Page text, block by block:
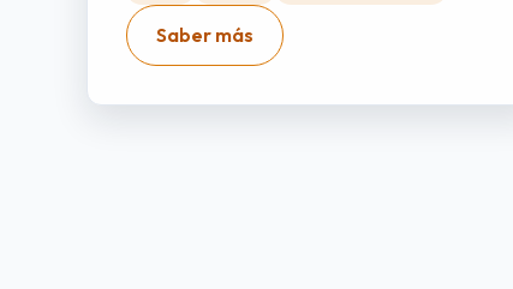
Saber más